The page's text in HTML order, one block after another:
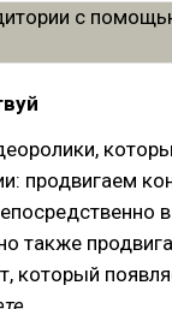
продвигаем
в
также
который